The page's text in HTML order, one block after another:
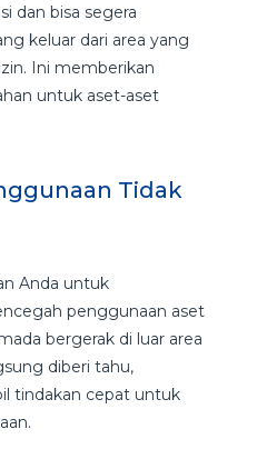
dan bisa segera
keluar dari area yang
Ini memberikan
untuk aset-aset
Tidak
Anda untuk
penggunaan aset
bergerak di luar area
diberi tahu,
tindakan cepat untuk